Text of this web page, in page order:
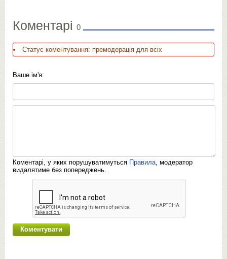
Коментарі 0
Статус коментування: премодерація для всіх
Ваше ім'я:
Коментарі, у яких порушуватимуться Правила , модератор
видалятиме без попереджень.